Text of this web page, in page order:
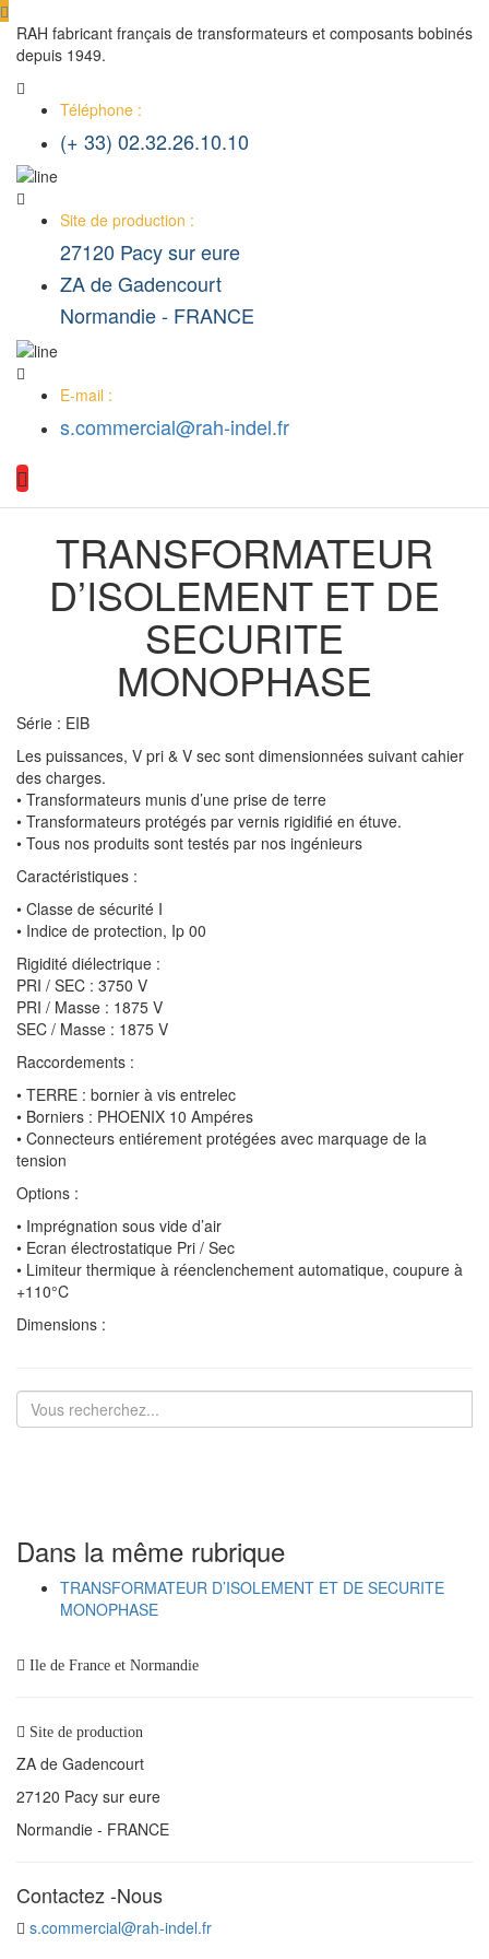
RAH fabricant français de transformateurs et composants bobinés
depuis 1949.
Téléphone :
(+ 33) 02.32.26.10.10
Site de production :
27120 Pacy sur eure
ZA de Gadencourt
Normandie - FRANCE
E-mail :
s.commercial@rah-indel.fr
TRANSFORMATEUR
D’ISOLEMENT ET DE
SECURITE
MONOPHASE
Série : EIB
Les puissances, V pri & V sec sont dimensionnées suivant cahier
des charges.
• Transformateurs munis d’une prise de terre
• Transformateurs protégés par vernis rigidifié en étuve.
• Tous nos produits sont testés par nos ingénieurs
Caractéristiques :
• Classe de sécurité I
• Indice de protection, Ip 00
Rigidité diélectrique :
PRI / SEC : 3750 V
PRI / Masse : 1875 V
SEC / Masse : 1875 V
Raccordements :
• TERRE : bornier à vis entrelec
• Borniers : PHOENIX 10 Ampéres
• Connecteurs entiérement protégées avec marquage de la
tension
Options :
• Imprégnation sous vide d’air
• Ecran électrostatique Pri / Sec
• Limiteur thermique à réenclenchement automatique, coupure à
+110°C
Dimensions :
Dans la même rubrique
TRANSFORMATEUR D’ISOLEMENT ET DE SECURITE
MONOPHASE
Ile de France et Normandie
Site de production
ZA de Gadencourt
27120 Pacy sur eure
Normandie - FRANCE
Contactez -Nous
s.commercial@rah-indel.fr